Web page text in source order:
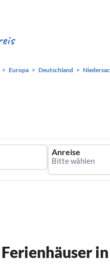
Europa Deutschland
Anreise